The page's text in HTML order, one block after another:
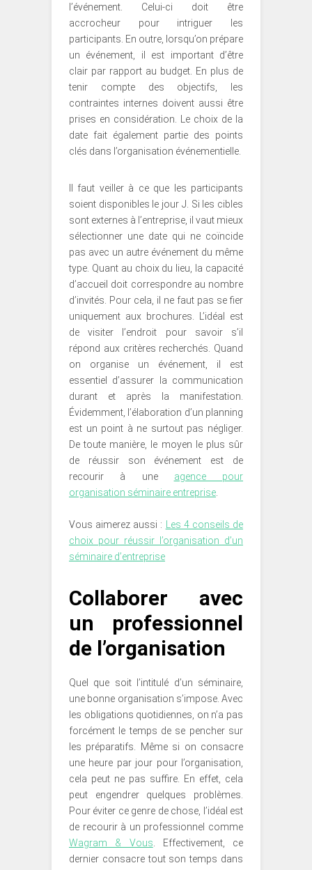
l’événement. Celui-ci doit être
accrocheur pour intriguer les
participants. En outre, lorsqu’on prépare
un événement, il est important d’être
clair par rapport au budget. En plus de
tenir compte des objectifs, les
contraintes internes doivent aussi être
prises en considération. Le choix de la
date fait également partie des points
clés dans l’organisation événementielle.
Il faut veiller à ce que les participants
soient disponibles le jour J. Si les cibles
sont externes à l’entreprise, il vaut mieux
sélectionner une date qui ne coïncide
pas avec un autre événement du même
type. Quant au choix du lieu, la capacité
d’accueil doit correspondre au nombre
d’invités. Pour cela, il ne faut pas se fier
uniquement aux brochures. L’idéal est
de visiter l’endroit pour savoir s’il
répond aux critères recherchés. Quand
on organise un événement, il est
essentiel d’assurer la communication
durant et après la manifestation.
Évidemment, l’élaboration d’un planning
est un point à ne surtout pas négliger.
De toute manière, le moyen le plus sûr
de réussir son événement est de
recourir à une agence pour
organisation séminaire entreprise
Vous aimerez aussi :
Les 4 conseils de
choix pour réussir l’organisation d’un
séminaire d’entreprise
Collaborer avec
un professionnel
de l’organisation
Quel que soit l’intitulé d’un séminaire,
une bonne organisation s’impose. Avec
les obligations quotidiennes, on n’a pas
forcément le temps de se pencher sur
les préparatifs. Même si on consacre
une heure par jour pour l’organisation,
cela peut ne pas suffire. En effet, cela
peut engendrer quelques problèmes.
Pour éviter ce genre de chose, l’idéal est
de recourir à un professionnel comme
Wagram & Vous . Effectivement, ce
dernier consacre tout son temps dans